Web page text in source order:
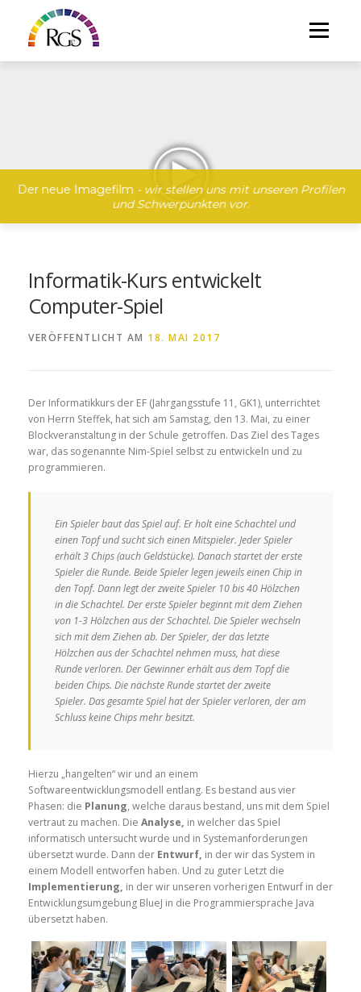
Menü
Der neue Imagefilm - wir stellen uns mit unseren Profilen
und Schwerpunkten vor.
Informatik-Kurs entwickelt
Computer-Spiel
VERÖFFENTLICHT AM 18. MAI 2017
Der Informatikkurs der EF (Jahrgangsstufe 11, GK1), unterrichtet
von Herrn Steffek, hat sich am Samstag, den 13. Mai, zu einer
Blockveranstaltung in der Schule getroffen. Das Ziel des Tages
war, das sogenannte Nim-Spiel selbst zu entwickeln und zu
programmieren.
Ein Spieler baut das Spiel auf. Er holt eine Schachtel und
einen Topf und sucht sich einen Mitspieler. Jeder Spieler
erhält 3 Chips (auch Geldstücke). Danach startet der erste
Spieler die Runde. Beide Spieler legen jeweils einen Chip in
den Topf. Dann legt der zweite Spieler 10 bis 40 Hölzchen
in die Schachtel. Der erste Spieler beginnt mit dem Ziehen
von 1-3 Hölzchen aus der Schachtel. Die Spieler wechseln
sich mit dem Ziehen ab. Der Spieler, der das letzte
Hölzchen aus der Schachtel nehmen muss, hat diese
Runde verloren. Der Gewinner erhält aus dem Topf die
beiden Chips. Die nächste Runde startet der zweite
Spieler. Das gesamte Spiel hat der Spieler verloren, der am
Schluss keine Chips mehr besitzt.
Hierzu „hangelten“ wir und an einem
Softwareentwicklungsmodell entlang. Es bestand aus vier
Phasen: die Planung, welche daraus bestand, uns mit dem Spiel
vertraut zu machen. Die Analyse, in welcher das Spiel
informatisch untersucht wurde und in Systemanforderungen
übersetzt wurde. Dann der Entwurf, in der wir das System in
einem Modell entworfen haben. Und zu guter Letzt die
Implementierung, in der wir unseren vorherigen Entwurf in der
Entwicklungsumgebung BlueJ in die Programmiersprache Java
übersetzt haben.